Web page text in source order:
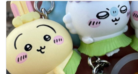
数
ス
ト
数
ね
数